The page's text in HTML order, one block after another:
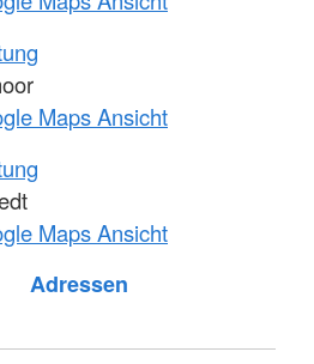
Maps Ansicht
Maps Ansicht
Adressen